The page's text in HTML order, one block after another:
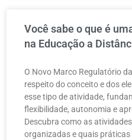
Você sabe o que é
na Educação a
O Novo Marco Regulatório
respeito do conceito e dos
esse tipo de atividade,
flexibilidade, autonomia e
Descubra como as
organizadas e quais práticas